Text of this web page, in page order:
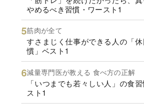
やめるべき習慣・ワースト1
筋肉が全て
すさまじく仕事ができる人の「
慣」ベスト1
減量専門医が教える 食べ方の正解
「いつまでも若々しい人」の食
スト1